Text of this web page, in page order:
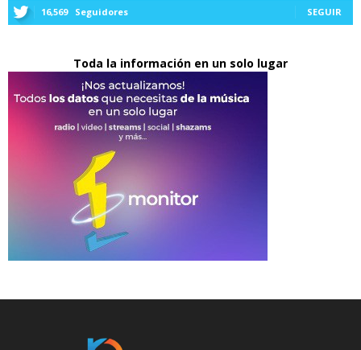
16,569 Seguidores SEGUIR
Toda la información en un solo lugar